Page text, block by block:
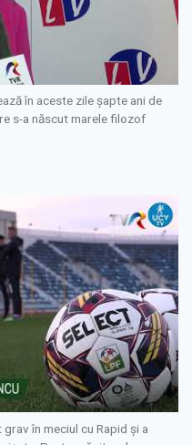
în aceste zile şapte ani de
s-a născut marele filozof
în meciul cu Rapid și a